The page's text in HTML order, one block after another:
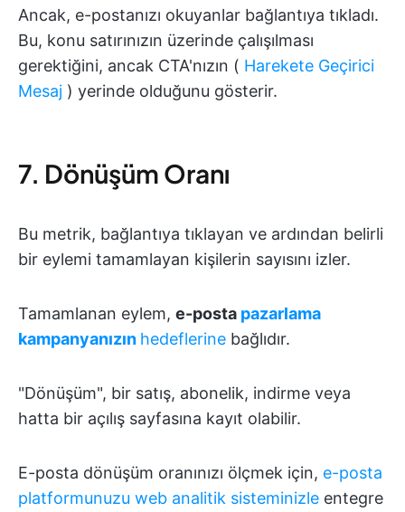
Ancak, e-postanızı okuyanlar bağlantıya tıkladı.
Bu, konu satırınızın üzerinde çalışılması
gerektiğini, ancak CTA'nızın ( Harekete Geçirici
Mesaj ) yerinde olduğunu gösterir.
7. Dönüşüm Oranı
Bu metrik, bağlantıya tıklayan ve ardından belirli
bir eylemi tamamlayan kişilerin sayısını izler.
Tamamlanan eylem, e-posta pazarlama
kampanyanızın hedeflerine bağlıdır.
"Dönüşüm", bir satış, abonelik, indirme veya
hatta bir açılış sayfasına kayıt olabilir.
E-posta dönüşüm oranınızı ölçmek için, e-posta
platformunuzu web analitik sisteminizle entegre